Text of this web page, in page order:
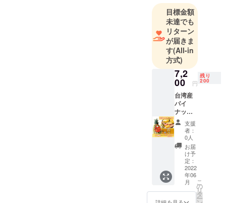
ます。
目標金額
未達でも
リターン
が届きま
す(All-in
方式)
7,2
00 円
残り
200
台湾産
パイ
ナップ
ル 金鑽
パイン
約5kg
3~4玉入
り / 箱 ※
生鮮果
実のた
め、多
少の重
量誤差
など御
支援
者：
0人
お届
け予
定：
2022
年06
月
こ
の
リ
タ
ー